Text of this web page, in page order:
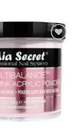
Añadir
lista de
deseos